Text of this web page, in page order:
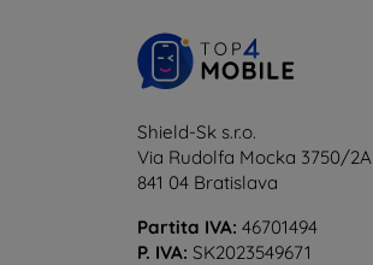
Shield-Sk s.r.o.
Via Rudolfa Mocka 3750/2A
841 04 Bratislava
Partita IVA: 46701494
P. IVA: SK2023549671